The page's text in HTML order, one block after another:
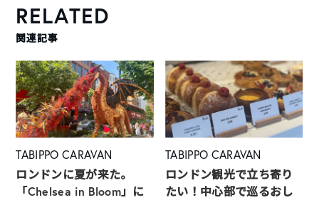
RELATED
関連記事
TABIPPO CARAVAN
ロンドンに夏が来た。
「Chelsea in Bloom」に
TABIPPO CARAVAN
ロンドン観光で立ち寄り
たい！中心部で巡るおし